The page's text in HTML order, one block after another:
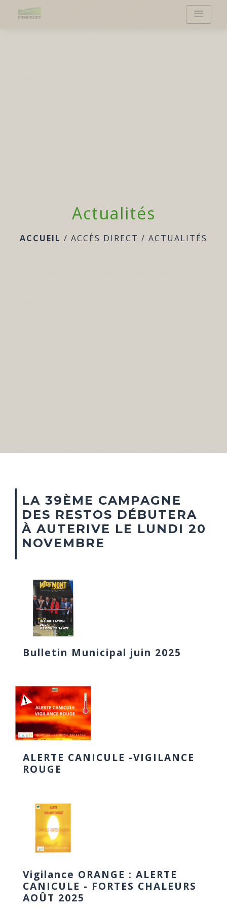
menu
Actualités
ACCUEIL / ACCÈS DIRECT / ACTUALITÉS
LA 39ÈME CAMPAGNE
DES RESTOS DÉBUTERA
À AUTERIVE LE LUNDI 20
NOVEMBRE
Bulletin Municipal juin 2025
ALERTE CANICULE -VIGILANCE
ROUGE
Vigilance ORANGE : ALERTE
CANICULE - FORTES CHALEURS
AOÛT 2025